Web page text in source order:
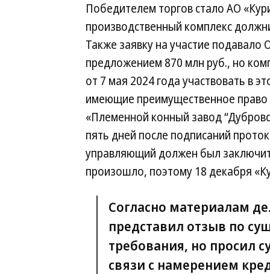
Победителем торгов стало АО
производственный комплекс
Также заявку на участие
предложением 870 млн руб., но
от 7 мая 2024 года участвовать в
имеющие преимущественное
«Племенной конный завод
пять дней после подписаний
управляющий должен был
произошло, поэтому 18 декабря
Согласно материалам
представил отзыв по
требования, но просил
связи с намерением